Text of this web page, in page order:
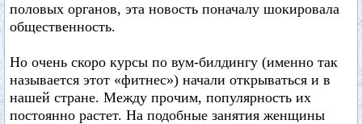
половых органов, эта новость поначалу шокировала
общественность.
Но очень скоро курсы по вум-билдингу (именно так
называется этот «фитнес») начали открываться и в
нашей стране. Между прочим, популярность их
постоянно растет. На подобные занятия женщины